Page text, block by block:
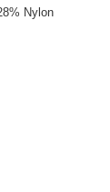
Nylon